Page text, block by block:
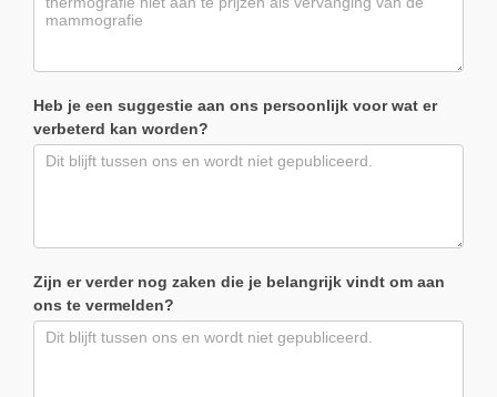
Heb je een suggestie aan ons persoonlijk voor wat er
verbeterd kan worden?
Zijn er verder nog zaken die je belangrijk vindt om aan
ons te vermelden?